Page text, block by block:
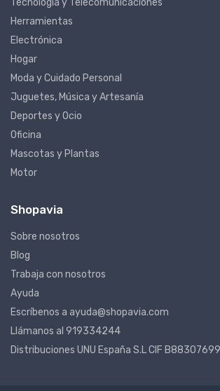
Tecnología y Telecomunicaciones
Herramientas
Electrónica
Hogar
Moda y Cuidado Personal
Juguetes, Música y Artesanía
Deportes y Ocio
Oficina
Mascotas y Plantas
Motor
Shopavia
Sobre nosotros
Blog
Trabaja con nosotros
Ayuda
Escríbenos a ayuda@shopavia.com
Llámanos al 919334244
Distribuciones UNU España S.L CIF B88307699